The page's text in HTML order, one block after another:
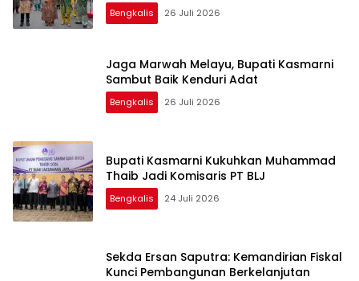
Bengkalis 26 Juli 2026
Jaga Marwah Melayu, Bupati Kasmarni
Sambut Baik Kenduri Adat
Bengkalis 26 Juli 2026
Bupati Kasmarni Kukuhkan Muhammad
Thaib Jadi Komisaris PT BLJ
Bengkalis 24 Juli 2026
Sekda Ersan Saputra: Kemandirian Fiskal
Kunci Pembangunan Berkelanjutan